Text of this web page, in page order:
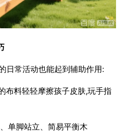
日常活动也能起到辅助作用:
布料轻轻摩擦孩子皮肤,玩手指
单脚站立、简易平衡木